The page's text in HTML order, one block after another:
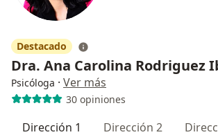
Destacado
Dra. Ana Carolina Rodriguez
Psicóloga · Ver más
30 opiniones
Dirección 1 Dirección 2